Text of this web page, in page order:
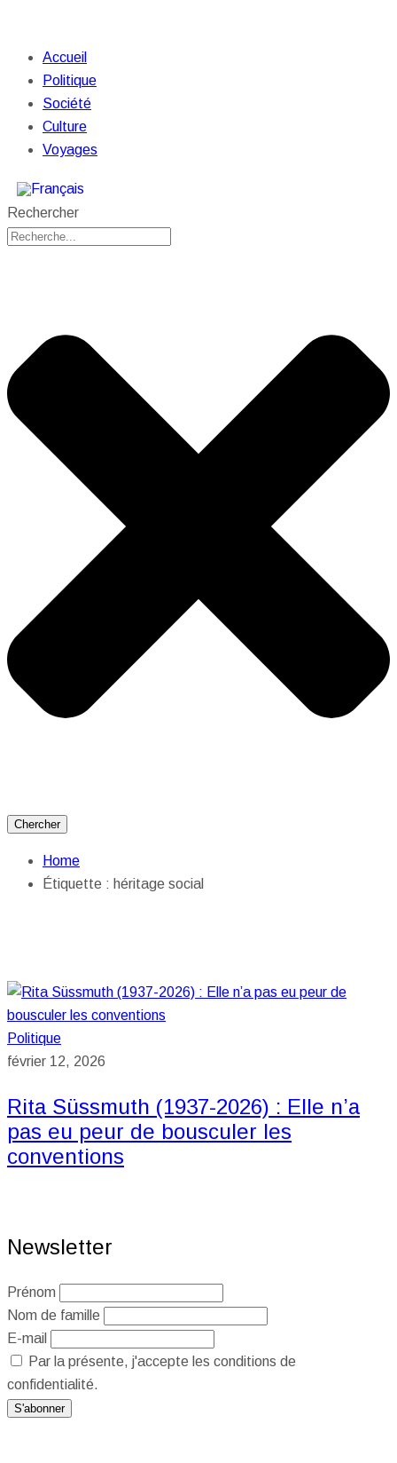
Accueil
Politique
Société
Culture
Voyages
Rechercher
Chercher
Home
Étiquette : héritage social
Politique
février 12, 2026
Rita Süssmuth (1937-2026) : Elle n’a
pas eu peur de bousculer les
conventions
Newsletter
Prénom
Nom de famille
E-mail
Par la présente, j'accepte les conditions de
confidentialité.